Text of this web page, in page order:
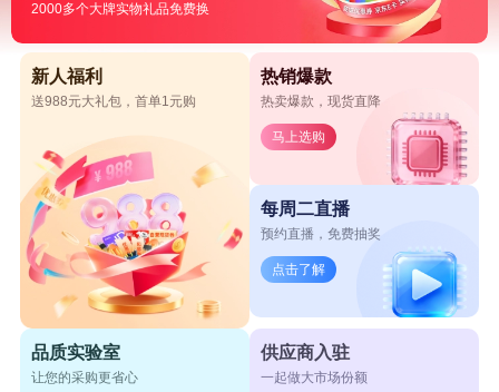
2000多个大牌实物礼品免费换
新人福利
送988元大礼包，首单1元购
热销爆款
热卖爆款，现货直降
马上选购
每周二直播
预约直播，免费抽奖
点击了解
品质实验室
让您的采购更省心
供应商入驻
一起做大市场份额